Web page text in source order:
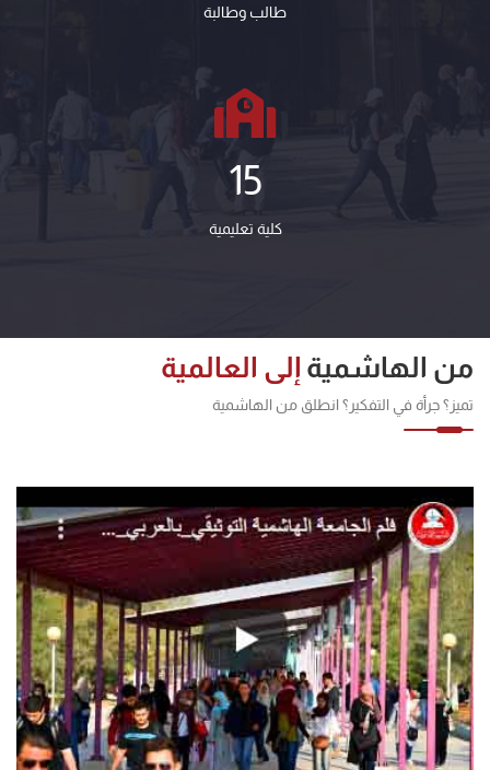
طالب وطالبة
15
كلية تعليمية
من الهاشمية إلى العالمية
تميز؟ جرأة في التفكير؟ انطلق من الهاشمية